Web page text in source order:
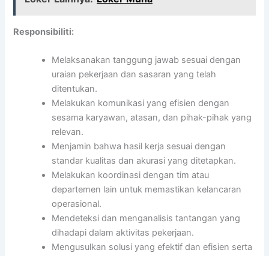
Responsibiliti:
Melaksanakan tanggung jawab sesuai dengan
uraian pekerjaan dan sasaran yang telah
ditentukan.
Melakukan komunikasi yang efisien dengan
sesama karyawan, atasan, dan pihak-pihak yang
relevan.
Menjamin bahwa hasil kerja sesuai dengan
standar kualitas dan akurasi yang ditetapkan.
Melakukan koordinasi dengan tim atau
departemen lain untuk memastikan kelancaran
operasional.
Mendeteksi dan menganalisis tantangan yang
dihadapi dalam aktivitas pekerjaan.
Mengusulkan solusi yang efektif dan efisien serta